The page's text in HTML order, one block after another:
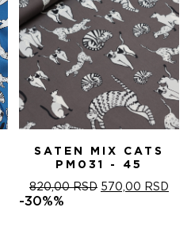
ТРЕНУТНА
ЦЕНА
SATEN MIX CATS
PM031 - 45
820,00RSD ОРИГИНАЛНА
570,00 RSD
-30%%